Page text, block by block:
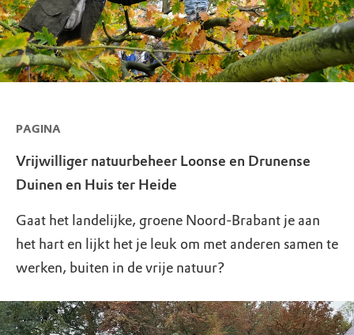
PAGINA
Vrijwilliger natuurbeheer Loonse en Drunense
Duinen en Huis ter Heide
Gaat het landelijke, groene Noord-Brabant je aan
het hart en lijkt het je leuk om met anderen samen te
werken, buiten in de vrije natuur?